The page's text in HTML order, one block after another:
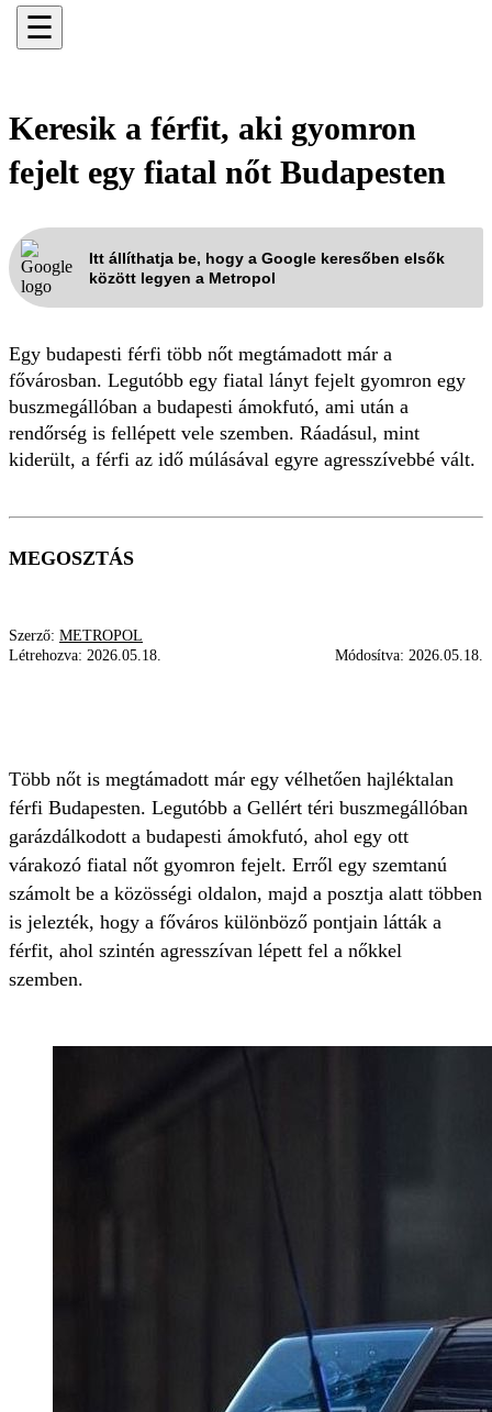
☰
Keresik a férfit, aki gyomron
fejelt egy fiatal nőt Budapesten
Itt állíthatja be, hogy a Google keresőben elsők
között legyen a Metropol
Egy budapesti férfi több nőt megtámadott már a
fővárosban. Legutóbb egy fiatal lányt fejelt gyomron egy
buszmegállóban a budapesti ámokfutó, ami után a
rendőrség is fellépett vele szemben. Ráadásul, mint
kiderült, a férfi az idő múlásával egyre agresszívebbé vált.
MEGOSZTÁS
Szerző: METROPOL
Létrehozva: 2026.05.18. Módosítva: 2026.05.18.
Több nőt is megtámadott már egy vélhetően hajléktalan
férfi Budapesten. Legutóbb a Gellért téri buszmegállóban
garázdálkodott a budapesti ámokfutó, ahol egy ott
várakozó fiatal nőt gyomron fejelt. Erről egy szemtanú
számolt be a közösségi oldalon, majd a posztja alatt többen
is jelezték, hogy a főváros különböző pontjain látták a
férfit, ahol szintén agresszívan lépett fel a nőkkel
szemben.